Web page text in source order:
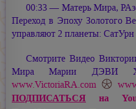
00:33 — Матерь Мира,
Переход в Эпоху Золотого
управляют 2 планеты:
Смотрите Видео
МираМарии ДЭВИ
www.VictoriaRA.com
ПОДПИСАТЬСЯ на